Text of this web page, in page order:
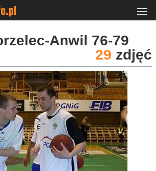
Anwil 76-79
29 zdjęć